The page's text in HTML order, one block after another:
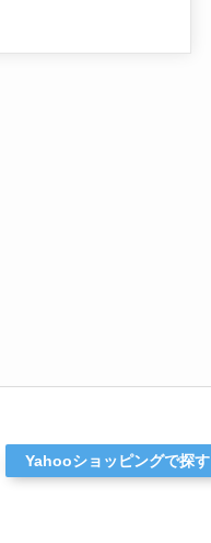
Yahooショッピングで探す